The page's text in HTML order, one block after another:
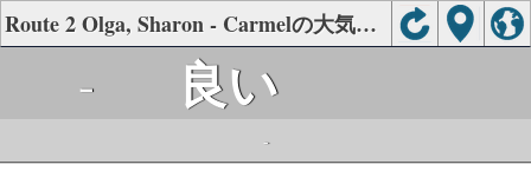
Route 2 Olga, Sharon - Carmelの大気の状態
- 良い
-